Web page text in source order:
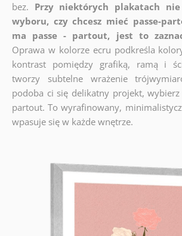
bez. Przy niektórych plakatach
wyboru, czy chcesz mieć passe-
ma passe - partout, jest to
Oprawa w kolorze ecru podkreśla
kontrast pomiędzy grafiką, ramą i
tworzy subtelne wrażenie
podoba ci się delikatny projekt, wybierz
partout. To wyrafinowany,
wpasuje się w każde wnętrze.